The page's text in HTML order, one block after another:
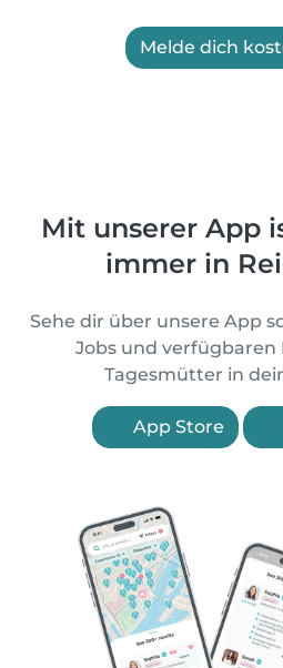
Melde dich
Mit unserer App
immer in
Sehe dir über unsere App
Jobs und verfügbaren
Tagesmütter in
App Store